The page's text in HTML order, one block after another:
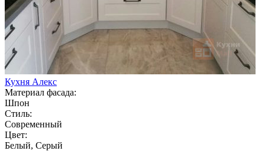
Кухня Алекс
Материал фасада:
Шпон
Стиль:
Современный
Цвет:
Белый, Серый